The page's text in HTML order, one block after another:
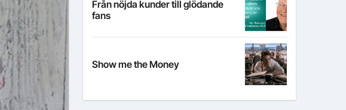
Från nöjda kunder till glödande
fans
Show me the Money